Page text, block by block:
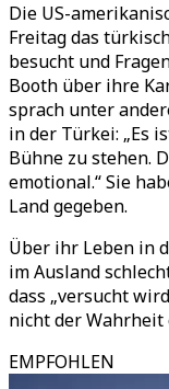
Die US-
Freitag das
besucht und
Booth über ihre
sprach unter
in der Türkei: „Es
Bühne zu stehen.
emotional.“ Sie
Land gegeben.
Über ihr Leben in
im Ausland
dass „versucht
nicht der Wahrheit
EMPFOHLEN